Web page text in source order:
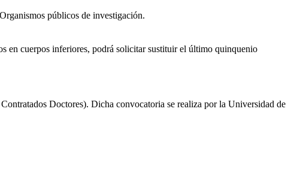
públicos de investigación.
en cuerpos inferiores, podrá solicitar sustituir el último quinquenio
Doctores). Dicha convocatoria se realiza por la Universidad de